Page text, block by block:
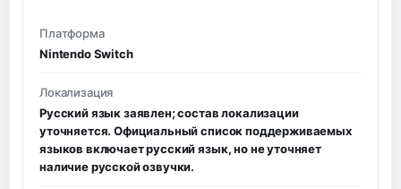
Платформа
Nintendo Switch
Локализация
Русский язык заявлен; состав локализации
уточняется. Официальный список поддерживаемых
языков включает русский язык, но не уточняет
наличие русской озвучки.